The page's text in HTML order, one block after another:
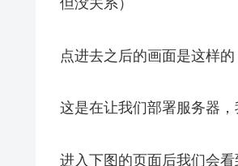
但没关系）
点进去之后的画面是这样的
这是在让我们部署服务器
进入下图的页面后我们会